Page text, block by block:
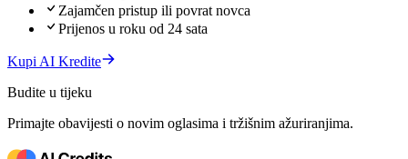
Zajamčen pristup ili povrat novca
Prijenos u roku od 24 sata
Kupi AI Kredite
Budite u tijeku
Primajte obavijesti o novim oglasima i tržišnim ažuriranjima.